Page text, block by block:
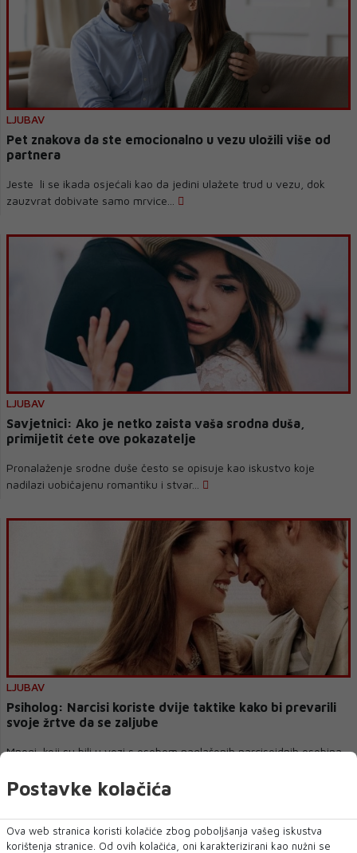
LJUBAV
Pet znakova da ste emocionalno u vezu uložili više od
partnera
Jeste li se ikada osjećali kao da jedini ulažete trud u vezu, dok
zauzvrat dobivate samo mrvice...
LJUBAV
Savjetnici: Ako je netko zaista vaša srodna duša,
primijetit ćete ove pokazatelje
Pronalaženje srodne duše često se opisuje kao iskustvo koje
nadilazi uobičajenu romantiku i stvar...
LJUBAV
Psiholog: Narcisi koriste dvije taktike kako bi prevarili
svoje žrtve da se zaljube
Mnogi koji su bili u vezi s osobom naglašenih narcisoidnih osobina
Postavke kolačića
Ova web stranica koristi kolačiće zbog poboljšanja vašeg iskustva
korištenja stranice. Od ovih kolačića, oni karakterizirani kao nužni se